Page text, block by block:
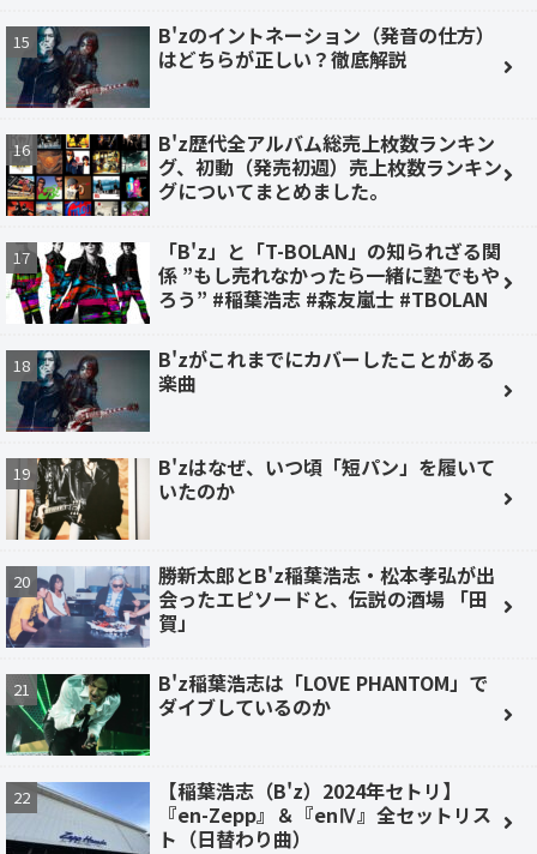
B'zのイントネーション（発音の仕方）
はどちらが正しい？徹底解説
B'z歴代全アルバム総売上枚数ランキン
グ、初動（発売初週）売上枚数ランキン
グについてまとめました。
「B'z」と「T-BOLAN」の知られざる関
係 ”もし売れなかったら一緒に塾でもや
ろう” #稲葉浩志 #森友嵐士 #TBOLAN
B'zがこれまでにカバーしたことがある
楽曲
B'zはなぜ、いつ頃「短パン」を履いて
いたのか
勝新太郎とB'z稲葉浩志・松本孝弘が出
会ったエピソードと、伝説の酒場 「田
賀」
B'z稲葉浩志は「LOVE PHANTOM」で
ダイブしているのか
【稲葉浩志（B'z）2024年セトリ】
『en-Zepp』＆『enⅣ』全セットリス
ト（日替わり曲）